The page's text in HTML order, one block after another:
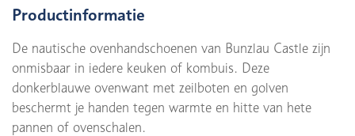
Productinformatie
De nautische ovenhandschoenen van Bunzlau Castle zijn
onmisbaar in iedere keuken of kombuis. Deze
donkerblauwe ovenwant met zeilboten en golven
beschermt je handen tegen warmte en hitte van hete
pannen of ovenschalen.